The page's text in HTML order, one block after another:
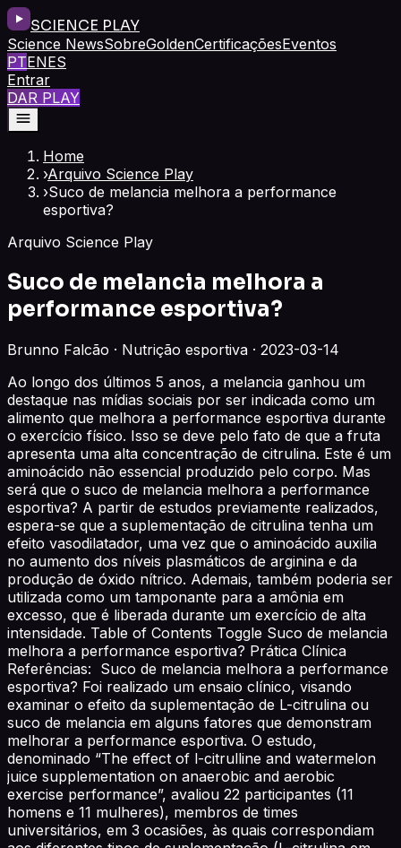
SCIENCE PLAY
Science NewsSobreGoldenCertificaçõesEventos
PTENES
Entrar
DAR PLAY
Home
›Arquivo Science Play
›Suco de melancia melhora a performance
esportiva?
Arquivo Science Play
Suco de melancia melhora a
performance esportiva?
Brunno Falcão · Nutrição esportiva · 2023-03-14
Ao longo dos últimos 5 anos, a melancia ganhou um
destaque nas mídias sociais por ser indicada como um
alimento que melhora a performance esportiva durante
o exercício físico. Isso se deve pelo fato de que a fruta
apresenta uma alta concentração de citrulina. Este é um
aminoácido não essencial produzido pelo corpo. Mas
será que o suco de melancia melhora a performance
esportiva? A partir de estudos previamente realizados,
espera-se que a suplementação de citrulina tenha um
efeito vasodilatador, uma vez que o aminoácido auxilia
no aumento dos níveis plasmáticos de arginina e da
produção de óxido nítrico. Ademais, também poderia ser
utilizada como um tamponante para a amônia em
excesso, que é liberada durante um exercício de alta
intensidade. Table of Contents Toggle Suco de melancia
melhora a performance esportiva? Prática Clínica
Referências: Suco de melancia melhora a performance
esportiva? Foi realizado um ensaio clínico, visando
examinar o efeito da suplementação de L-citrulina ou
suco de melancia em alguns fatores que demonstram
melhorar a performance esportiva. O estudo,
denominado “The effect of l-citrulline and watermelon
juice supplementation on anaerobic and aerobic
exercise performance”, avaliou 22 participantes (11
homens e 11 mulheres), membros de times
universitários, em 3 ocasiões, às quais correspondiam